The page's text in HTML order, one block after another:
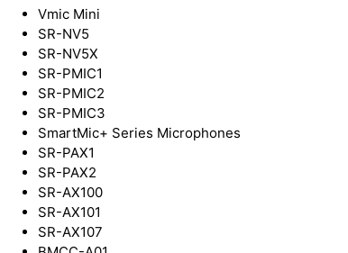
Vmic Mini
SR-NV5
SR-NV5X
SR-PMIC1
SR-PMIC2
SR-PMIC3
SmartMic+ Series Microphones
SR-PAX1
SR-PAX2
SR-AX100
SR-AX101
SR-AX107